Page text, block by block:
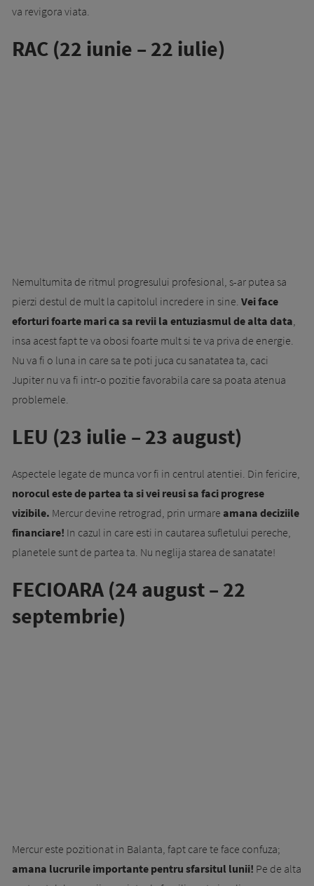
va revigora viata.
RAC (22 iunie – 22 iulie)
Nemultumita de ritmul progresului profesional, s-ar putea sa
pierzi destul de mult la capitolul incredere in sine. Vei face
eforturi foarte mari ca sa revii la entuziasmul de alta data,
insa acest fapt te va obosi foarte mult si te va priva de energie.
Nu va fi o luna in care sa te poti juca cu sanatatea ta, caci
Jupiter nu va fi intr-o pozitie favorabila care sa poata atenua
problemele.
LEU (23 iulie – 23 august)
Aspectele legate de munca vor fi in centrul atentiei. Din fericire,
norocul este de partea ta si vei reusi sa faci progrese
vizibile. Mercur devine retrograd, prin urmare amana deciziile
financiare! In cazul in care esti in cautarea sufletului pereche,
planetele sunt de partea ta. Nu neglija starea de sanatate!
FECIOARA (24 august – 22
septembrie)
Mercur este pozitionat in Balanta, fapt care te face confuza;
amana lucrurile importante pentru sfarsitul lunii! Pe de alta